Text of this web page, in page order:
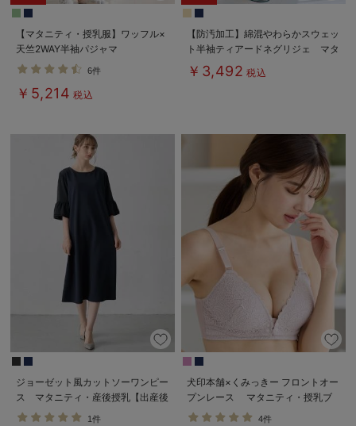
【マタニティ・授乳服】ワッフル×
天竺2WAY半袖パジャマ
6件
￥5,214 税込
【防汚加工】綿混やわらかスウェッ
ト半袖ティアードネグリジェ マタ
ニティ・産後【出産後も長く使え
る】
￥3,492 税込
ジョーゼット風カットソーワンピー
ス マタニティ・産後授乳【出産後
も長く使える】Rosemadame（ロ
1件
犬印本舗×くみっきー フロントオー
プンレース マタニティ・授乳ブ
ラ
4件